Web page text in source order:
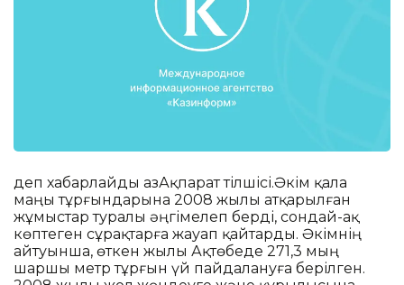
деп хабарлайды ҚазАқпарат тілшісі.Әкім қала
маңы тұрғындарына 2008 жылы атқарылған
жұмыстар туралы әңгімелеп берді, сондай-ақ
көптеген сұрақтарға жауап қайтарды. Әкімнің
айтуынша, өткен жылы Ақтөбеде 271,3 мың
шаршы метр тұрғын үй пайдалануға берілген.